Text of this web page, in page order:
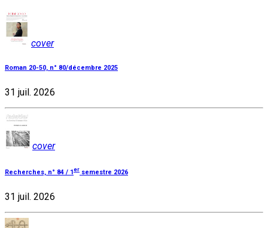
cover
Roman 20-50, n° 80/décembre 2025
31 juil. 2026
cover
Recherches, n° 84 / 1er semestre 2026
31 juil. 2026